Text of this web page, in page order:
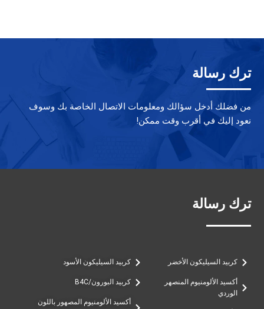
ترك رسالة
من فضلك أدخل سؤالك ومعلومات الاتصال الخاصة بك وسوف
نعود إليك في أقرب وقت ممكن!
ترك رسالة
كربيد السيليكون الأخضر
أكسيد الألومنيوم المنصهر
الوردي
كربيد السيليكون الأسود
كربيد البورون/B4C
أكسيد الألومنيوم المصهور باللون